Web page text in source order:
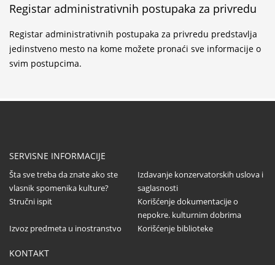
...
Konzervatorsko-restauratorski radovi na Altun-
alem džamiji u Novom Pazaru
Dodela nagrada Društva konzervatora Srbije
...
Registar administrativnih postupaka za privredu
Registar administrativnih postupaka za privredu predstavlja
jedinstveno mesto na kome možete pronaći sve informacije o
svim postupcima.
SERVISNE INFORMACIJE
Šta sve treba da znate ako ste
vlasnik spomenika kulture?
Izdavanje konzervatorskih uslova i
saglasnosti
Stručni ispit
Korišćenje dokumentacije o
nepokre. kulturnim dobrima
Izvoz predmeta u inostranstvo
Korišćenje biblioteke
KONTAKT